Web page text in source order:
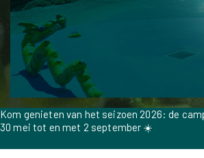
Kom genieten van het seizoen 2026: de
30 mei tot en met 2 september ☀️